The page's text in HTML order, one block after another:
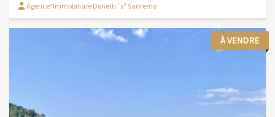
Agence"Immobiliare Donetti´s" Sanremo
À VENDRE